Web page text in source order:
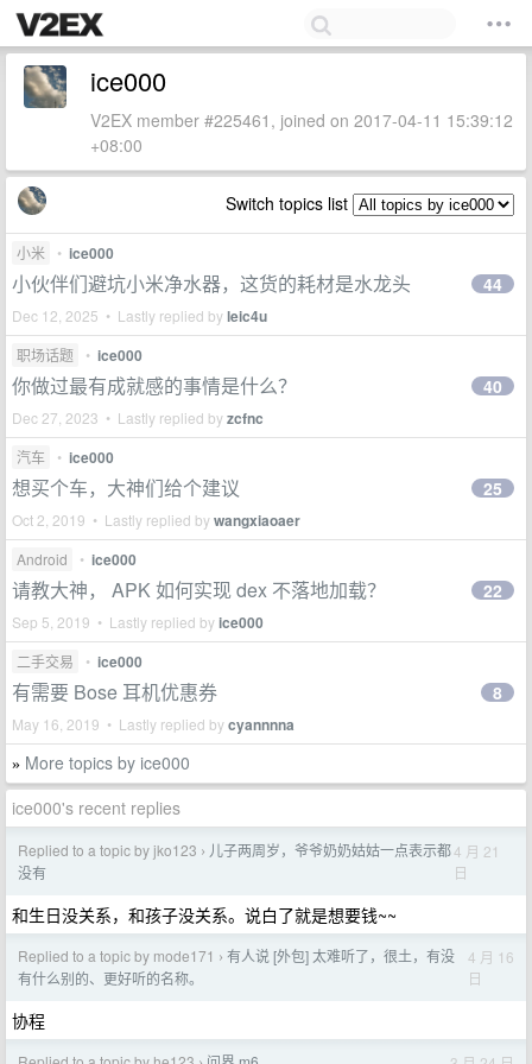
ice000
V2EX member #225461, joined on 2017-04-11 15:39:12
+08:00
Switch topics list
小米 • ice000
小伙伴们避坑小米净水器，这货的耗材是水龙头
Dec 12, 2025 • Lastly replied byleic4u
44
职场话题 • ice000
你做过最有成就感的事情是什么？
Dec 27, 2023 • Lastly replied byzcfnc
40
汽车 • ice000
想买个车，大神们给个建议
Oct 2, 2019 • Lastly replied bywangxiaoaer
25
Android • ice000
请教大神， APK 如何实现 dex 不落地加载？
Sep 5, 2019 • Lastly replied byice000
22
二手交易 • ice000
有需要 Bose 耳机优惠券
May 16, 2019 • Lastly replied bycyannnna
8
» More topics by ice000
ice000's recent replies
Replied to a topic by jko123 › 儿子两周岁，爷爷奶奶姑姑一点表示都
没有
4 月 21
日
和生日没关系，和孩子没关系。说白了就是想要钱~~
Replied to a topic by mode171 › 有人说 [外包] 太难听了，很土，有没
有什么别的、更好听的名称。
4 月 16
日
协程